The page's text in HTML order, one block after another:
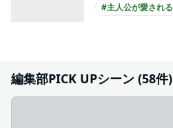
#主人公が愛される
#主人公が10代女性
編集部PICK UPシーン (58件)